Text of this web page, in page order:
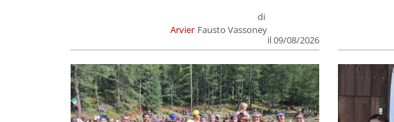
Arvier
di
Fausto Vassoney
il 09/08/2026